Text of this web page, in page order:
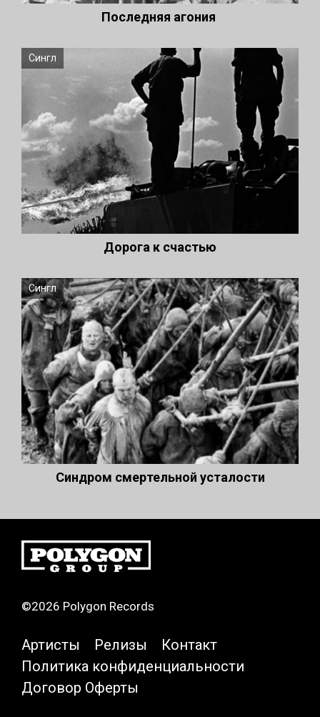
Последняя агония
Сингл
Дорога к счастью
Сингл
Синдром смертельной усталости
©2026 Polygon Records
Артисты Релизы
Контакт
Политика конфиденциальности
Договор Оферты